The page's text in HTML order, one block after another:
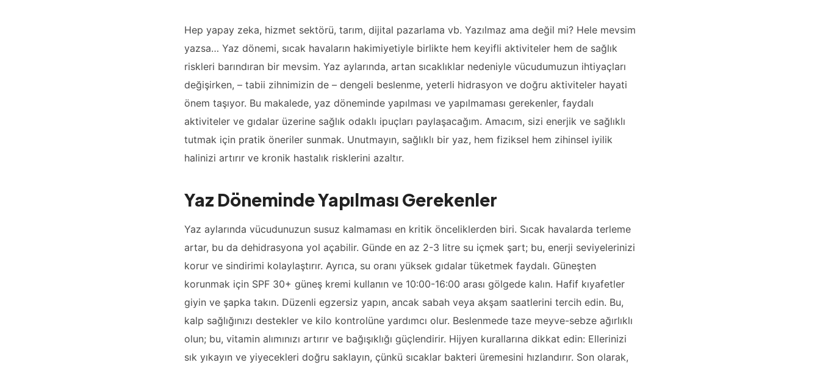
Hep yapay zeka, hizmet sektörü, tarım, dijital pazarlama vb. Yazılmaz ama değil mi? Hele mevsim
yazsa… Yaz dönemi, sıcak havaların hakimiyetiyle birlikte hem keyifli aktiviteler hem de sağlık
riskleri barındıran bir mevsim. Yaz aylarında, artan sıcaklıklar nedeniyle vücudumuzun ihtiyaçları
değişirken, – tabii zihnimizin de – dengeli beslenme, yeterli hidrasyon ve doğru aktiviteler hayati
önem taşıyor. Bu makalede, yaz döneminde yapılması ve yapılmaması gerekenler, faydalı
aktiviteler ve gıdalar üzerine sağlık odaklı ipuçları paylaşacağım. Amacım, sizi enerjik ve sağlıklı
tutmak için pratik öneriler sunmak. Unutmayın, sağlıklı bir yaz, hem fiziksel hem zihinsel iyilik
halinizi artırır ve kronik hastalık risklerini azaltır.
Yaz Döneminde Yapılması Gerekenler
Yaz aylarında vücudunuzun susuz kalmaması en kritik önceliklerden biri. Sıcak havalarda terleme
artar, bu da dehidrasyona yol açabilir. Günde en az 2-3 litre su içmek şart; bu, enerji seviyelerinizi
korur ve sindirimi kolaylaştırır. Ayrıca, su oranı yüksek gıdalar tüketmek faydalı. Güneşten
korunmak için SPF 30+ güneş kremi kullanın ve 10:00-16:00 arası gölgede kalın. Hafif kıyafetler
giyin ve şapka takın. Düzenli egzersiz yapın, ancak sabah veya akşam saatlerini tercih edin. Bu,
kalp sağlığınızı destekler ve kilo kontrolüne yardımcı olur. Beslenmede taze meyve-sebze ağırlıklı
olun; bu, vitamin alımınızı artırır ve bağışıklığı güçlendirir. Hijyen kurallarına dikkat edin: Ellerinizi
sık yıkayın ve yiyecekleri doğru saklayın, çünkü sıcaklar bakteri üremesini hızlandırır. Son olarak,